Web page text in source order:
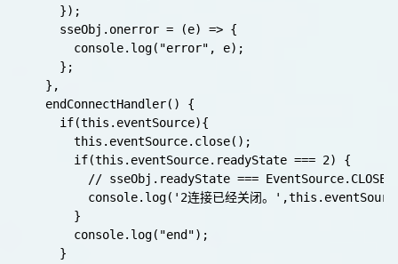
      });
      sseObj.onerror = (e) => {
        console.log("error", e);
      };
    },
    endConnectHandler() {
      if(this.eventSource){
        this.eventSource.close();
        if(this.eventSource.readyState === 2) {
// sseObj.readyState === EventSource.CLOSED
console.log('2连接已经关闭。
        }
        console.log("end");
      }